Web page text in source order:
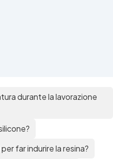
durante la lavorazione
far indurire la resina?